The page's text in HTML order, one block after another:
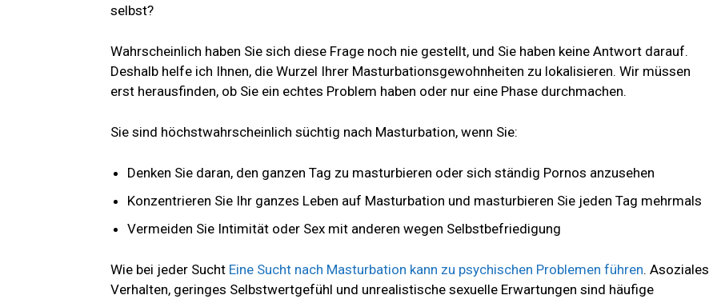
selbst?
Wahrscheinlich haben Sie sich diese Frage noch nie gestellt, und Sie haben keine Antwort darauf.
Deshalb helfe ich Ihnen, die Wurzel Ihrer Masturbationsgewohnheiten zu lokalisieren. Wir müssen
erst herausfinden, ob Sie ein echtes Problem haben oder nur eine Phase durchmachen.
Sie sind höchstwahrscheinlich süchtig nach Masturbation, wenn Sie:
Denken Sie daran, den ganzen Tag zu masturbieren oder sich ständig Pornos anzusehen
Konzentrieren Sie Ihr ganzes Leben auf Masturbation und masturbieren Sie jeden Tag mehrmals
Vermeiden Sie Intimität oder Sex mit anderen wegen Selbstbefriedigung
Wie bei jeder Sucht Eine Sucht nach Masturbation kann zu psychischen Problemen führen. Asoziales
Verhalten, geringes Selbstwertgefühl und unrealistische sexuelle Erwartungen sind häufige